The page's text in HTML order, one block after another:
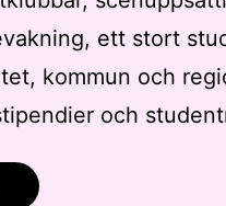
ett stort
kommun och
och